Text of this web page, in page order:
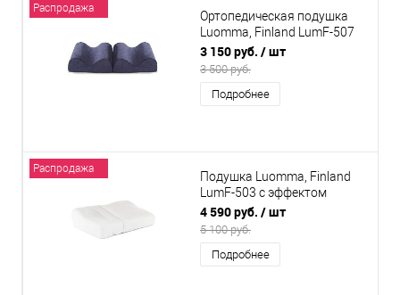
Распродажа
Ортопедическая подушка
Luomma, Finland LumF-507
под ноги с эффектом
памяти
3 150 руб. / шт
3 500 руб.
Подробнее
Распродажа
Подушка Luomma, Finland
LumF-503 с эффектом
памяти и выемкой под
плечо
4 590 руб. / шт
5 100 руб.
Подробнее